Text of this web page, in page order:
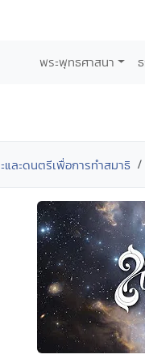
พระพุทธศาสนา
และดนตรีเพื่อการทำสมาธิ